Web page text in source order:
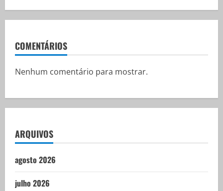
COMENTÁRIOS
Nenhum comentário para mostrar.
ARQUIVOS
agosto 2026
julho 2026